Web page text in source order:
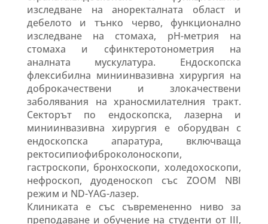
изследване на аноректалната област и
дебелото и тънко черво, функционално
изследване на стомаха, рН-метрия на
стомаха и сфинктеротонометрия на
аналната мускулатура. Ендоскопска
флексибилна миниинвазивна хирургия на
доброкачествени и злокачествени
заболявания на храносмилателния тракт.
Секторът по ендоскопска, лазерна и
миниинвазивна хирургия е оборудван с
ендоскопска апаратура, включваща
ректосипиофиброколоноскопи,
гастроскопи, бронхоскопи, холедохоскопи,
нефроскоп, дуоденоскоп със ZOOM NBI
режим и ND-YAG-лазер.
Клиниката е със съвремененно ниво за
преподаване и обучение на студенти от III,